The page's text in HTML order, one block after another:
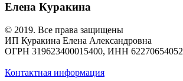
Елена Куракина
© 2019. Все права защищены
ИП Куракина Елена Александровна
ОГРН 319623400015400, ИНН 62270654052
Контактная информация